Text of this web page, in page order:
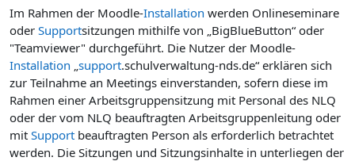
Im Rahmen der Moodle-Installation werden Onlineseminare
oder Supportsitzungen mithilfe von „BigBlueButton“ oder
"Teamviewer" durchgeführt. Die Nutzer der Moodle-
Installation support.schulverwaltung-nds.de“ erklären sich
zur Teilnahme an Meetings einverstanden, sofern diese im
Rahmen einer Arbeitsgruppensitzung mit Personal des NLQ
oder der vom NLQ beauftragten Arbeitsgruppenleitung oder
mit Support beauftragten Person als erforderlich betrachtet
werden. Die Sitzungen und Sitzungsinhalte in unterliegen der